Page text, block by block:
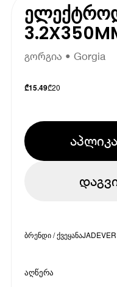
გორგია • Gorgia
₾15.49₾20
ბრენდი / ქვეყანაJADEVER
აღწერა